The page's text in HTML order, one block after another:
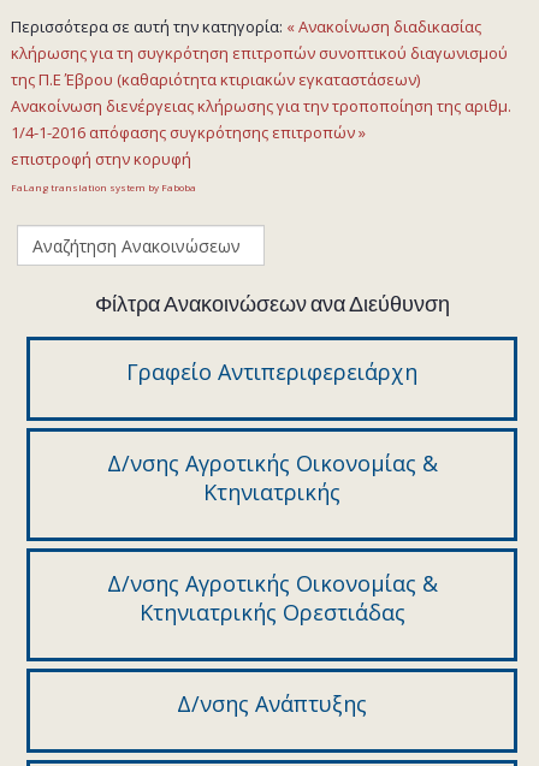
Περισσότερα σε αυτή την κατηγορία: « Ανακοίνωση διαδικασίας
κλήρωσης για τη συγκρότηση επιτροπών συνοπτικού διαγωνισμού
της Π.Ε Έβρου (καθαριότητα κτιριακών εγκαταστάσεων)
Ανακοίνωση διενέργειας κλήρωσης για την τροποποίηση της αριθμ.
1/4-1-2016 απόφασης συγκρότησης επιτροπών »
επιστροφή στην κορυφή
FaLang translation system by Faboba
Φίλτρα Ανακοινώσεων ανα Διεύθυνση
Γραφείο Αντιπεριφερειάρχη
Δ/νσης Αγροτικής Οικονομίας &
Κτηνιατρικής
Δ/νσης Αγροτικής Οικονομίας &
Κτηνιατρικής Ορεστιάδας
Δ/νσης Ανάπτυξης